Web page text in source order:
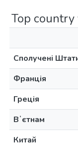
Top country
Сполучені
Франція
Греція
Вʼєтнам
Китай